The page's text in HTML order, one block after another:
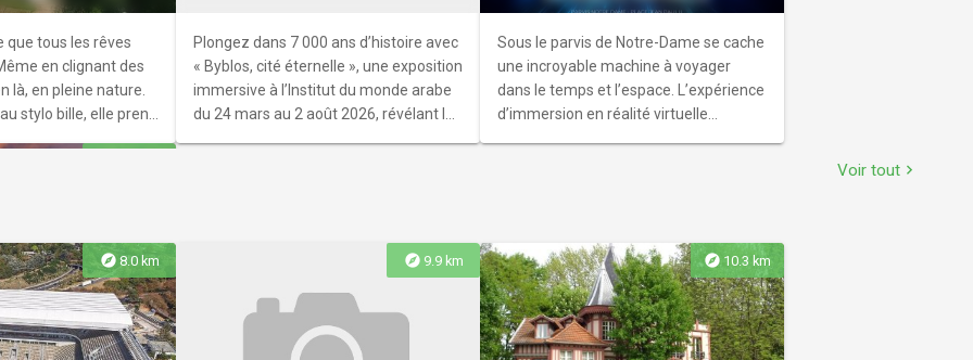
que tous les rêves
en clignant des
là, en pleine nature.
stylo bille, elle prend
Plongez dans 7 000 ans d’histoire avec
« Byblos, cité éternelle », une exposition
immersive à l’Institut du monde arabe
du 24 mars au 2 août 2026, révélant les
Sous le parvis de Notre-Dame se cache
une incroyable machine à voyager
dans le temps et l’espace. L’expérience
d’immersion en réalité virtuelle
Voir tout chevron_right
explore 8.0 km explore 9.9 km explore 10.3 km